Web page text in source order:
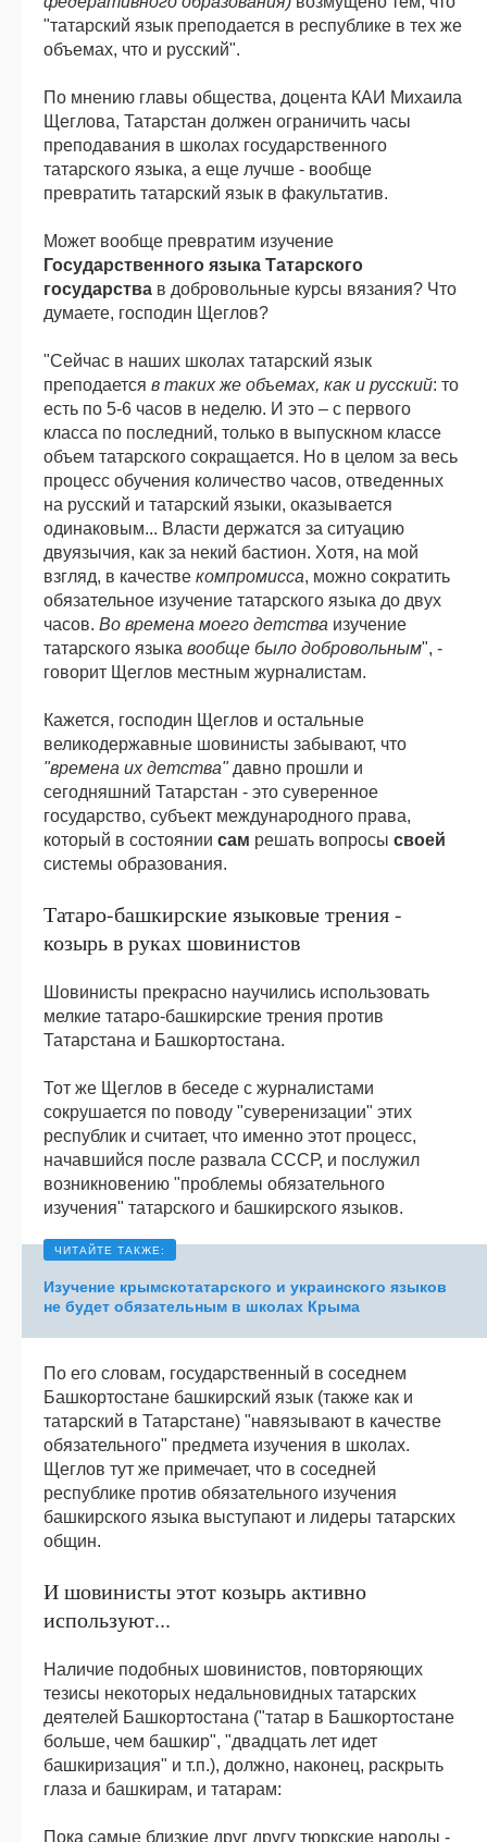
"татарский язык преподается в республике в тех же
объемах, что и русский".
По мнению главы общества, доцента КАИ Михаила
Щеглова, Татарстан должен ограничить часы
преподавания в школах государственного
татарского языка, а еще лучше - вообще
превратить татарский язык в факультатив.
Может вообще превратим изучение
Государственного языка Татарского
государства в добровольные курсы вязания? Что
думаете, господин Щеглов?
"Сейчас в наших школах татарский язык
преподается в таких же объемах, как и русский: то
есть по 5-6 часов в неделю. И это – с первого
класса по последний, только в выпускном классе
объем татарского сокращается. Но в целом за весь
процесс обучения количество часов, отведенных
на русский и татарский языки, оказывается
одинаковым... Власти держатся за ситуацию
двуязычия, как за некий бастион. Хотя, на мой
взгляд, в качестве компромисса, можно сократить
обязательное изучение татарского языка до двух
часов. Во времена моего детства изучение
татарского языка вообще было добровольным", -
говорит Щеглов местным журналистам.
Кажется, господин Щеглов и остальные
великодержавные шовинисты забывают, что
"времена их детства"давно прошли и
сегодняшний Татарстан - это суверенное
государство, субъект международного права,
который в состоянии сам решать вопросы своей
системы образования.
Татаро-башкирские языковые трения -
козырь в руках шовинистов
Шовинисты прекрасно научились использовать
мелкие татаро-башкирские трения против
Татарстана и Башкортостана.
Тот же Щеглов в беседе с журналистами
сокрушается по поводу "суверенизации" этих
республик и считает, что именно этот процесс,
начавшийся после развала СССР, и послужил
возникновению "проблемы обязательного
изучения" татарского и башкирского языков.
Изучение крымскотатарского и украинского языков
не будет обязательным в школах Крыма
По его словам, государственный в соседнем
Башкортостане башкирский язык (также как и
татарский в Татарстане) "навязывают в качестве
обязательного" предмета изучения в школах.
Щеглов тут же примечает, что в соседней
республике против обязательного изучения
башкирского языка выступают и лидеры татарских
общин.
И шовинисты этот козырь активно
используют...
Наличие подобных шовинистов, повторяющих
тезисы некоторых недальновидных татарских
деятелей Башкортостана ("татар в Башкортостане
больше, чем башкир", "двадцать лет идет
башкиризация" и т.п.), должно, наконец, раскрыть
глаза и башкирам, и татарам:
Пока самые близкие друг другу тюркские народы -